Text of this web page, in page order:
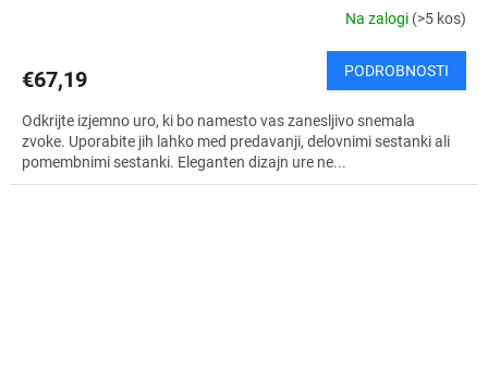
Na zalogi (>5 kos)
€67,19 PODROBNOSTI
Odkrijte izjemno uro, ki bo namesto vas zanesljivo snemala
zvoke. Uporabite jih lahko med predavanji, delovnimi sestanki ali
pomembnimi sestanki. Eleganten dizajn ure ne...